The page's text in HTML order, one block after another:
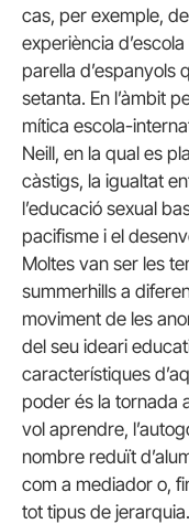
cas, per exemple,
experiència
parella d’espanyols
setanta. En l’àmbit
mítica escola-
Neill, en la qual es
càstigs, la igualtat
l’educació sexual
pacifisme i el
Moltes van ser les
summerhills a
moviment de les
del seu ideari
característiques
poder és la tornada
vol aprendre,
nombre reduït
com a mediador o,
tot tipus de jerarquia.